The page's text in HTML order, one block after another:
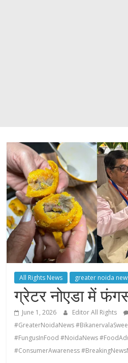
All Rights News greater noida
ग्रेटर नोएडा में
June 1, 2026 Editor All Rights
#GreaterNoidaNews
#FungusInFood #NoidaNews
#ConsumerAwareness